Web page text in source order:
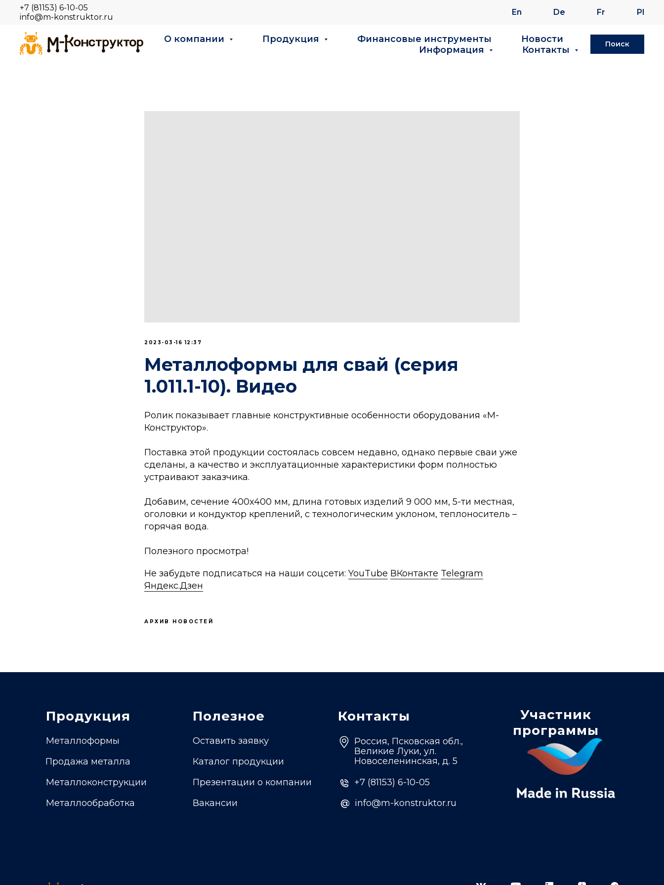
+7 (81153) 6-10-05
info@m-konstruktor.ru
En De Fr Pl
О компании Продукция Финансовые инструменты
Новости
Информация
Контакты
Поиск
2023-03-16 12:37
Металлоформы для свай (серия
1.011.1-10). Видео
Ролик показывает главные конструктивные особенности оборудования «М-
Конструктор».
Поставка этой продукции состоялась совсем недавно, однако первые сваи уже
сделаны, а качество и эксплуатационные характеристики форм полностью
устраивают заказчика.
Добавим, сечение 400х400 мм, длина готовых изделий 9 000 мм, 5-ти местная,
оголовки и кондуктор креплений, с технологическим уклоном, теплоноситель –
горячая вода.
Полезного просмотра!
Не забудьте подписаться на наши соцсети: YouTube ВКонтакте Telegram
Яндекс.Дзен
АРХИВ НОВОСТЕЙ
Участник
программы
Контакты
Россия, Псковская обл.,
Великие Луки, ул.
Новоселенинская, д. 5
@
@ info@m-konstruktor.ru
+7 (81153) 6-10-05
Полезное
Вакансии
Презентации о компании
Продукция
Продажа металла
Металлообработка
Металлоформы
Металлоконструкции
Оставить заявку
Каталог продукции